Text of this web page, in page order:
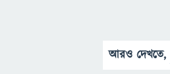
আরও দেখতে,